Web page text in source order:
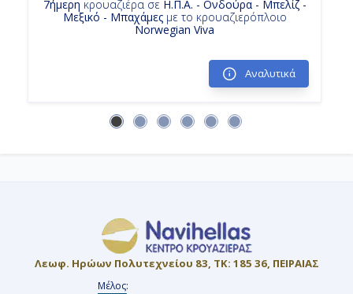
7ήμερη κρουαζιέρα σε Η.Π.Α. - Ονδούρα - Μπελίζ -
Μεξικό - Μπαχάμεςμε το κρουαζιερόπλοιο
Norwegian Viva
Αναλυτικά
Λεωφ. Ηρώων Πολυτεχνείου 83, ΤΚ: 185 36, ΠΕΙΡΑΙΑΣ
Μέλος: